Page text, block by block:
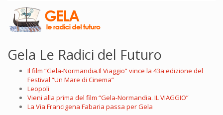
Gela Le Radici del Futuro
Il film “Gela-Normandia.Il Viaggio” vince la 43a edizione del
Festival “Un Mare di Cinema”
Leopoli
Vieni alla prima del film “Gela-Normandia. IL VIAGGIO”
La Via Francigena Fabaria passa per Gela